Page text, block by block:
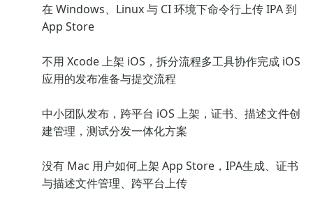
在 Windows、Linux 与 CI 环境下命令行上传 IPA 到
App Store
不用 Xcode 上架 iOS，拆分流程多工具协作完成 iOS
应用的发布准备与提交流程
中小团队发布，跨平台 iOS 上架，证书、描述文件创
建管理，测试分发一体化方案
没有 Mac 用户如何上架 App Store，IPA生成、证书
与描述文件管理、跨平台上传